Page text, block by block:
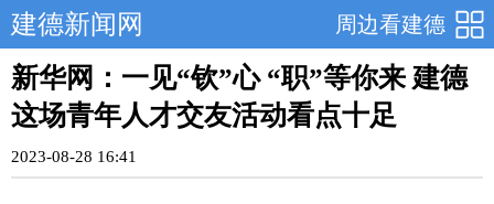
周边看建德
建德新闻网
新华网：一见“钦”心 “职”等你来 建德
这场青年人才交友活动看点十足
2023-08-28 16:41